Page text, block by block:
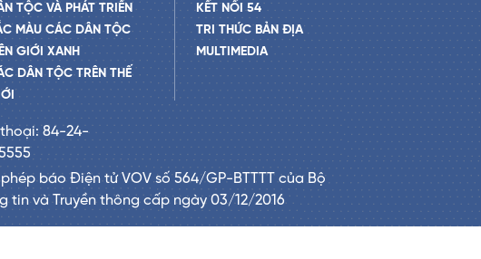
TỘC VÀ PHÁT TRIỂN
MÀU CÁC DÂN TỘC
GIỚI XANH
DÂN TỘC TRÊN THẾ
KẾT NỐI 54
TRI THỨC BẢN ĐỊA
MULTIMEDIA
84-24-
báo Điện tử VOV số 564/GP-BTTTT của Bộ
tin và Truyền thông cấp ngày 03/12/2016